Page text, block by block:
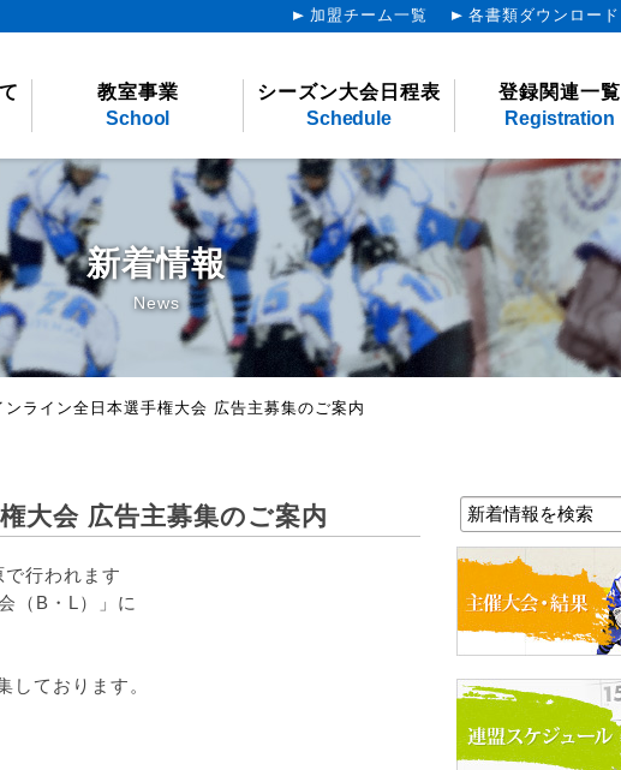
加盟チーム一覧 各書類ダウンロード
教室事業
School
シーズン大会日程表
Schedule
登録関連一覧
Registration
新着情報
News
ンライン全日本選手権大会 広告主募集のご案内
大会 広告主募集のご案内
行われます
（B・ L）」に
しております。